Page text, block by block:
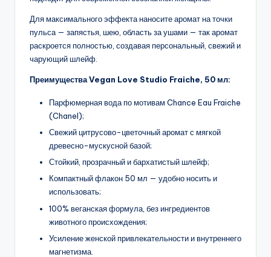
Для максимального эффекта наносите аромат на точки
пульса — запястья, шею, область за ушами — так аромат
раскроется полностью, создавая персональный, свежий и
чарующий шлейф.
Преимущества Vegan Love Studio Fraiche, 50 мл:
Парфюмерная вода по мотивам Chance Eau Fraiche
(Chanel);
Свежий цитрусово-цветочный аромат с мягкой
древесно-мускусной базой;
Стойкий, прозрачный и бархатистый шлейф;
Компактный флакон 50 мл — удобно носить и
использовать;
100% веганская формула, без ингредиентов
животного происхождения;
Усиление женской привлекательности и внутреннего
магнетизма.